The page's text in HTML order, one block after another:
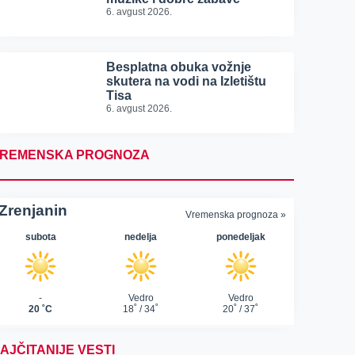
6. avgust 2026.
Besplatna obuka vožnje
skutera na vodi na Izletištu
Tisa
6. avgust 2026.
PROGNOZA
VESTI